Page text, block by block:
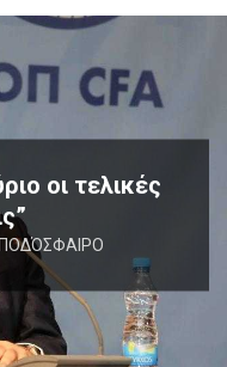
οι τελικές